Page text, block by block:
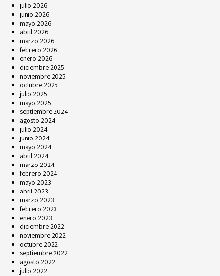
julio 2026
junio 2026
mayo 2026
abril 2026
marzo 2026
febrero 2026
enero 2026
diciembre 2025
noviembre 2025
octubre 2025
julio 2025
mayo 2025
septiembre 2024
agosto 2024
julio 2024
junio 2024
mayo 2024
abril 2024
marzo 2024
febrero 2024
mayo 2023
abril 2023
marzo 2023
febrero 2023
enero 2023
diciembre 2022
noviembre 2022
octubre 2022
septiembre 2022
agosto 2022
julio 2022